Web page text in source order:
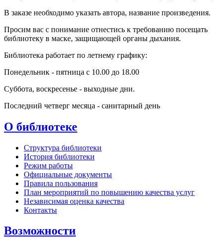
В заказе необходимо указать автора, название произведения.
Просим вас с понимание отнестись к требованию посещать
библиотеку в маске, защищающей органы дыхания.
Библиотека работает по летнему графику:
Понедельник - пятница с 10.00 до 18.00
Суббота, воскресенье - выходные дни.
Последний четверг месяца - санитарный день
О библиотеке
Структура библиотеки
История библиотеки
Режим работы
Официальные документы
Правила пользования
План мероприятий по повышению качества услуг
Независимая оценка качества
Контакты
Возможности